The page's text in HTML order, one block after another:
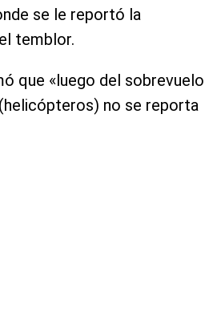
se le reportó la
temblor.
que «luego del sobrevuelo
no se reporta